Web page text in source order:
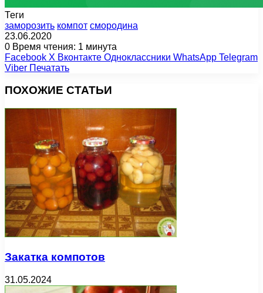
Теги
заморозить компот смородина
23.06.2020
0 Время чтения: 1 минута
Facebook X Вконтакте Одноклассники WhatsApp Telegram
Viber Печатать
ПОХОЖИЕ СТАТЬИ
Закатка компотов
31.05.2024